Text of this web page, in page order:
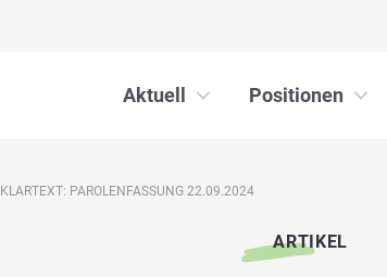
Aktuell Positionen
KLARTEXT: PAROLENFASSUNG 22.09.2024
ARTIKEL